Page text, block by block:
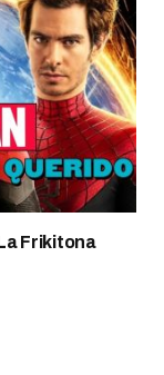
Frikitona